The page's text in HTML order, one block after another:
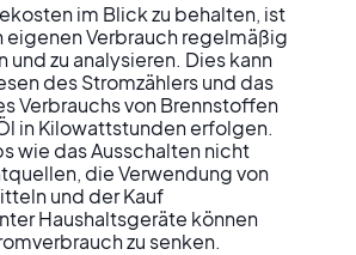
im Blick zu behalten, ist
eigenen Verbrauch regelmäßig
und zu analysieren. Dies kann
des Stromzählers und das
Verbrauchs von Brennstoffen
in Kilowattstunden erfolgen.
wie das Ausschalten nicht
die Verwendung von
und der Kauf
Haushaltsgeräte können
zu senken.